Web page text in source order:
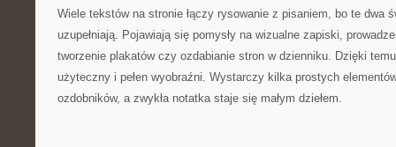
Wiele tekstów na stronie łączy rysowanie z pisaniem, bo te dwa
uzupełniają. Pojawiają się pomysły na wizualne zapiski,
tworzenie plakatów czy ozdabianie stron w dzienniku. Dzięki
użyteczny i pełen wyobraźni. Wystarczy kilka prostych
ozdobników, a zwykła notatka staje się małym dziełem.